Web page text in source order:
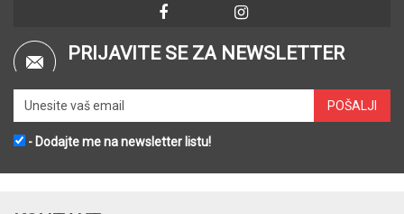
PRIJAVITE SE ZA NEWSLETTER
- Dodajte me na newsletter listu!